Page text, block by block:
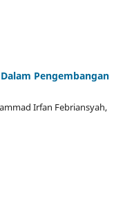
Pengembangan
Irfan Febriansyah,